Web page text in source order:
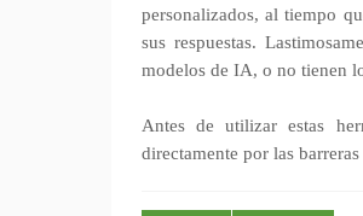
personalizados, al tiempo
sus respuestas.
modelos de IA, o no tienen
Antes de utilizar estas
directamente por las